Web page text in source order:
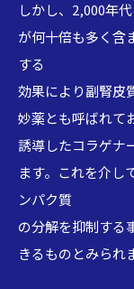
しかし、2,000年
が何十倍も多く含
する
効果により副腎皮
妙薬とも呼ばれて
誘導したコラゲナ
ます。これを介し
ンパク質
の分解を抑制する
きるものとみられ